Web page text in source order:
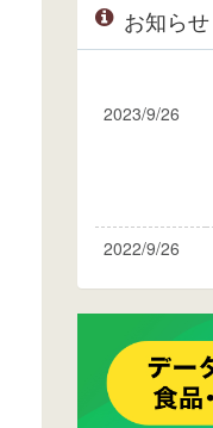
お知らせ
2023/9/26
2022/9/26
2017/05/17